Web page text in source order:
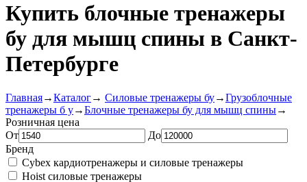
Купить блочные тренажеры
бу для мышц спины в Санкт-
Петербурге
Главная→Каталог→ Силовые тренажеры бу→Грузоблочные
тренажеры б у→Блочные тренажеры бу для мышц спины→
Розничная цена
От
До
Бренд
Cybex кардиотренажеры и силовые тренажеры
Hoist силовые тренажеры